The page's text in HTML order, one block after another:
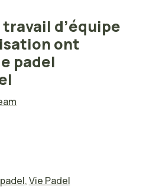
d’équipe
ont
padel
,Vie Padel